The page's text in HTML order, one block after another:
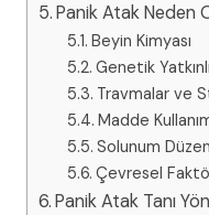
Panik Atak Neden
Beyin Kimyası
Genetik
Travmalar ve
​Madde
Solunum
Çevresel
Panik Atak Tanı